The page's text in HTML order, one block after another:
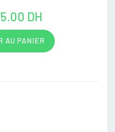
DH
AU PANIER